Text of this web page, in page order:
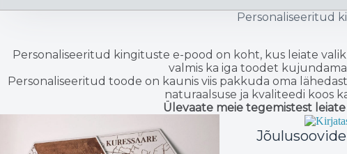
Personaliseeritud
Personaliseeritud kingituste e-pood on koht, kus leiate
valmis ka iga toodet
Personaliseeritud toode on kaunis viis pakkuda oma
naturaalsuse ja kvaliteedi koos
Ülevaate meie tegemistest